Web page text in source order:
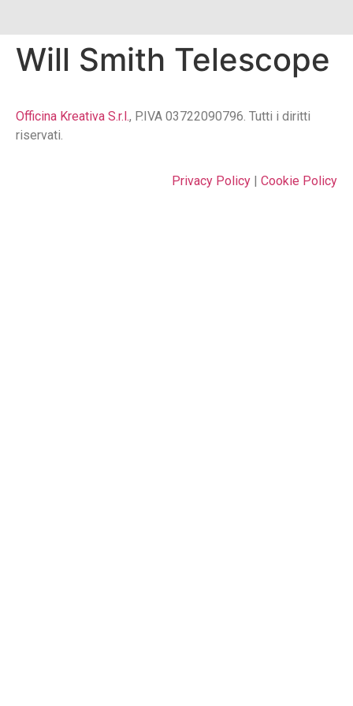
Will Smith Telescope
Officina Kreativa S.r.l., P.IVA 03722090796. Tutti i diritti
riservati.
Privacy Policy Cookie Policy